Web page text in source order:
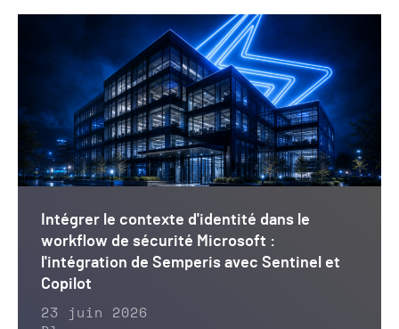
Intégrer le contexte d'identité dans le
workflow de sécurité Microsoft :
l'intégration de Semperis avec Sentinel et
Copilot
23 juin 2026